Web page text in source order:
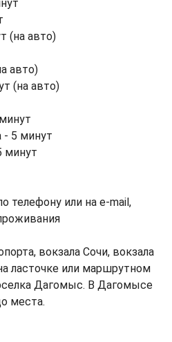
(на авто)
авто)
(на авто)
- 5 минут
минут
телефону или на e-mail,
вокзала Сочи, вокзала
ласточке или маршрутном
Дагомыс. В Дагомысе
места.